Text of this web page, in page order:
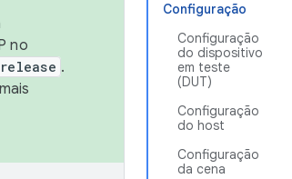
Configuração
Configuração
do dispositivo
em teste
(DUT)
Configuração
do host
Configuração
da cena
no
.